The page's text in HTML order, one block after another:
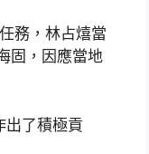
務，林占熺當
固，因應當地
出了積極貢